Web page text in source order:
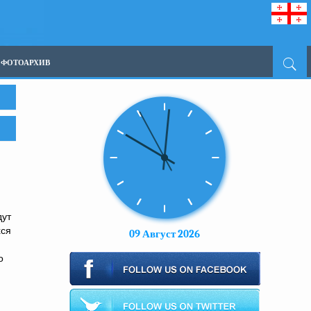
ФОТОАРХИВ
09 Август 2026